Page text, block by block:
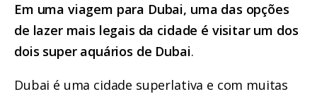
Em uma viagem para Dubai, uma das opções
de lazer mais legais da cidade é visitar um dos
dois super aquários de Dubai.
Dubai é uma cidade superlativa e com muitas